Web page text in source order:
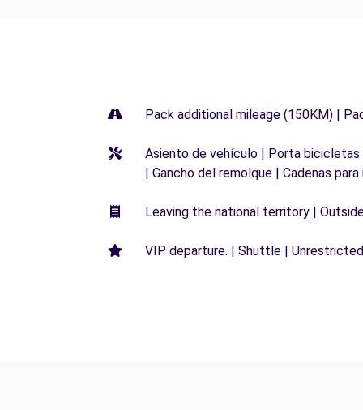
Pack additional mileage (150KM) |
Asiento de vehículo | Porta bicicletas
| Gancho del remolque | Cadenas para
Leaving the national territory |
VIP departure. | Shuttle |